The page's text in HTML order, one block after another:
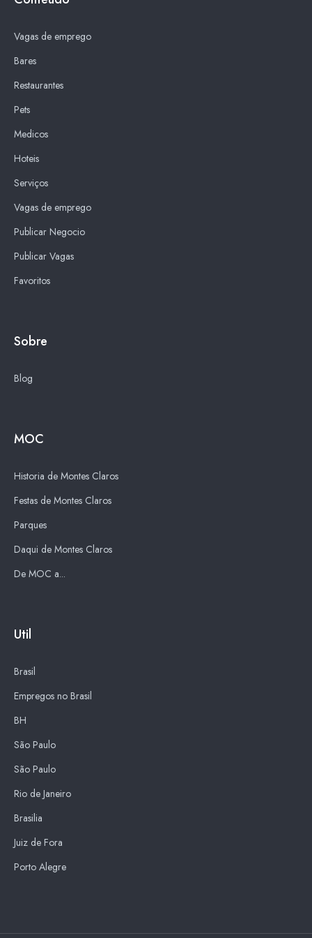
Vagas de emprego
Bares
Restaurantes
Pets
Medicos
Hoteis
Serviços
Vagas de emprego
Publicar Negocio
Publicar Vagas
Favoritos
Sobre
Blog
MOC
Historia de Montes Claros
Festas de Montes Claros
Parques
Daqui de Montes Claros
De MOC a...
Util
Brasil
Empregos no Brasil
BH
São Paulo
São Paulo
Rio de Janeiro
Brasilia
Juiz de Fora
Porto Alegre